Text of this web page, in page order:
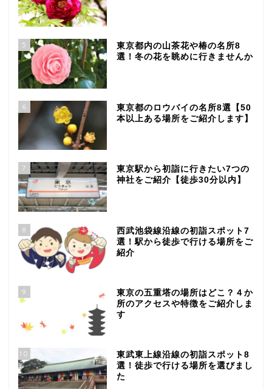
5
東京都内の山茶花や椿の名所8
選！冬の花を眺めに行きませんか
6
東京都のロウバイの名所8選【50
本以上ある場所をご紹介します】
7
東京駅から初詣に行きたい7つの
神社をご紹介【徒歩30分以内】
8
西武池袋線沿線の初詣スポット7
選！駅から徒歩で行ける場所をご
紹介
9
東京の五重塔の場所はどこ？４か
所のアクセスや特徴をご紹介しま
す
10
東武東上線沿線の初詣スポット8
選！徒歩で行ける場所を選びまし
た